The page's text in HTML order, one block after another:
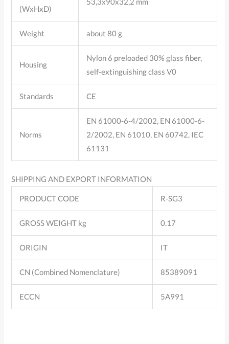
(WxHxD)
53,3x90x32,2 mm
Weight about 80 g
Housing
Nylon 6 preloaded 30% glass fiber,
self-extinguishing class V0
Standards CE
Norms
EN 61000-6-4/2002, EN 61000-6-
2/2002, EN 61010, EN 60742, IEC
61131
SHIPPING AND EXPORT INFORMATION
PRODUCT CODE R-SG3
GROSS WEIGHT kg 0.17
ORIGIN IT
CN (Combined Nomenclature) 85389091
ECCN 5A991